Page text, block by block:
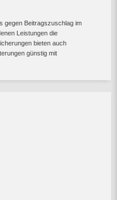
gegen Beitragszuschlag im
Leistungen die
bieten auch
günstig mit